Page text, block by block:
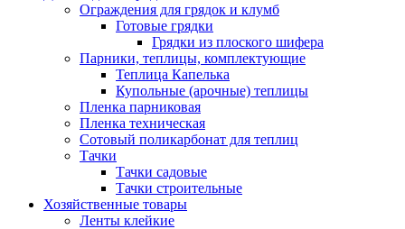
Ограждения для грядок и клумб
Готовые грядки
Грядки из плоского шифера
Парники, теплицы, комплектующие
Теплица Капелька
Купольные (арочные) теплицы
Пленка парниковая
Пленка техническая
Сотовый поликарбонат для теплиц
Тачки
Тачки садовые
Тачки строительные
Хозяйственные товары
Ленты клейкие